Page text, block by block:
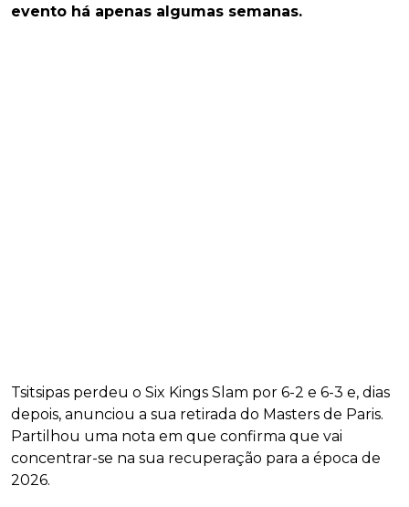
evento há apenas algumas semanas.
Tsitsipas perdeu o Six Kings Slam por 6-2 e 6-3 e, dias
depois, anunciou a sua retirada do Masters de Paris.
Partilhou uma nota em que confirma que vai
concentrar-se na sua recuperação para a época de
2026.